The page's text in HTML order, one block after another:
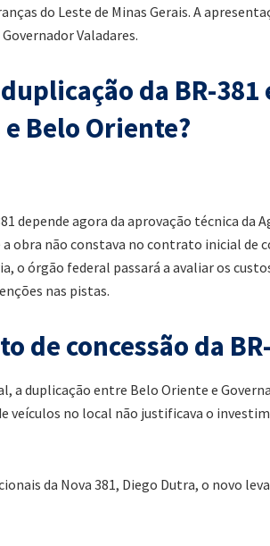
do Leste de Minas Gerais. A
Valadares.
da BR-
Belo Oriente?
depende agora da aprovação técnica da
obra não constava no contrato inicial de
o órgão federal passará a avaliar os
nas pistas.
de concessão da
a duplicação entre Belo Oriente e
veículos no local não justificava o
da Nova 381, Diego Dutra, o novo